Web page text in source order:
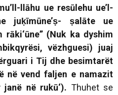
llāhu ue resūlehu ue’l-
juḳīmūne’ṣ- ṣalāte ue
rāki‘ūne” (Nuk ka dyshim
vëzhguesi) juaj
i Tij dhe besimtarët
në vend faljen e namazit
në rukū‘). Thuhet se